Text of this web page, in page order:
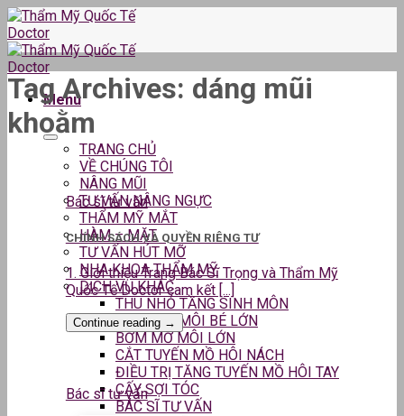
Skip
to
content
Menu
TRANG CHỦ
VỀ CHÚNG TÔI
NÂNG MŨI
TƯ VẤN NÂNG NGỰC
THẨM MỸ MẮT
HÀM – MẶT
TƯ VẤN HÚT MỠ
NHA KHOA THẨM MỸ
DỊCH VỤ KHÁC
THU NHỎ TẦNG SINH MÔN
THU GỌN MÔI BÉ LỚN
BƠM MỠ MÔI LỚN
CẮT TUYẾN MỒ HÔI NÁCH
ĐIỀU TRỊ TĂNG TUYẾN MỒ HÔI TAY
CẤY SỢI TÓC
BÁC SĨ TƯ VẤN
Tag Archives: dáng mũi
khoằm
Bác sĩ tư vấn
CHÍNH SÁCH VÀ QUYỀN RIÊNG TƯ
1. Giới thiệu Trang Bác Sĩ Trọng và Thẩm Mỹ
Quốc Tế Doctor cam kết [...]
Continue reading →
Bác sĩ tư vấn